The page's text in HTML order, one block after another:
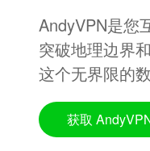
AndyVPN是您
突破地理边界
这个无界限的
获取